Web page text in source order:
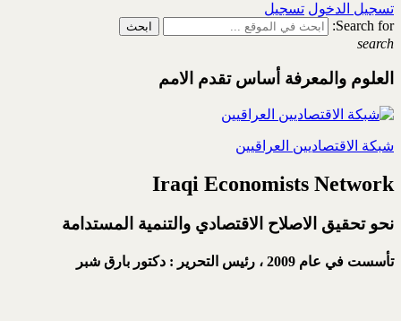
تسجيل الدخول تسجيل
Search for:
search
العلوم والمعرفة أساس تقدم الامم
شبكة الاقتصاديين العراقيين
Iraqi Economists Network
نحو تحقيق الاصلاح الاقتصادي والتنمية المستدامة
تأسست في عام 2009 ، رئيس التحرير : دكتور بارق شبر